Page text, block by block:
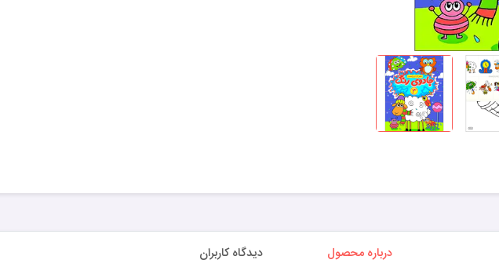
درباره محصول دیدگاه کاربران